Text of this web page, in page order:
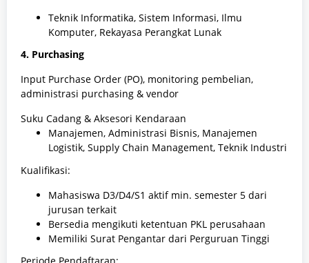
Teknik Informatika, Sistem Informasi, Ilmu
Komputer, Rekayasa Perangkat Lunak
4. Purchasing
Input Purchase Order (PO), monitoring pembelian,
administrasi purchasing & vendor
Suku Cadang & Aksesori Kendaraan
Manajemen, Administrasi Bisnis, Manajemen
Logistik, Supply Chain Management, Teknik Industri
Kualifikasi:
Mahasiswa D3/D4/S1 aktif min. semester 5 dari
jurusan terkait
Bersedia mengikuti ketentuan PKL perusahaan
Memiliki Surat Pengantar dari Perguruan Tinggi